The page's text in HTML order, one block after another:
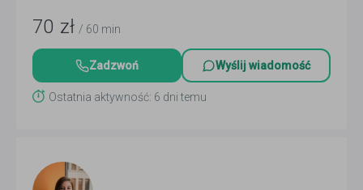
70 zł / 60 min
Zadzwoń Wyślij wiadomość
Ostatnia aktywność: 6 dni temu